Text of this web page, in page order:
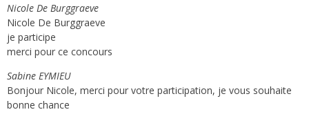
Nicole De Burggraeve
Nicole De Burggraeve
je participe
merci pour ce concours
Sabine EYMIEU
Bonjour Nicole, merci pour votre participation, je vous souhaite
bonne chance